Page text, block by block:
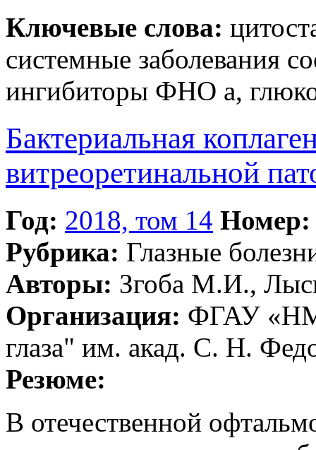
Ключевые слова:
системные заболевания
ингибиторы ФНО а,
Бактериальная
витреоретинальной
Год: 2018, том 14 Номер:
Рубрика: Глазные
Авторы: Згоба М.И.,
Организация: ФГАУ
глаза" им. акад. С. Н.
Резюме:
В отечественной